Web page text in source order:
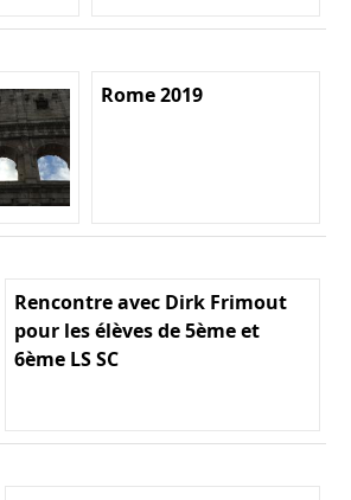
Rome 2019
Rencontre avec Dirk Frimout
pour les élèves de 5ème et
6ème LS SC